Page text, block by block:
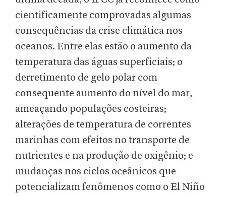
cientificamente comprovadas algumas
consequências da crise climática nos
oceanos. Entre elas estão o aumento da
temperatura das águas superficiais; o
derretimento de gelo polar com
consequente aumento do nível do mar,
ameaçando populações costeiras;
alterações de temperatura de correntes
marinhas com efeitos no transporte de
nutrientes e na produção de oxigênio; e
mudanças nos ciclos oceânicos que
potencializam fenômenos como o El Niño